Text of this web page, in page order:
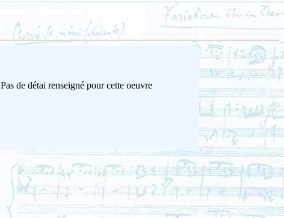
Pas de détai renseigné pour cette oeuvre